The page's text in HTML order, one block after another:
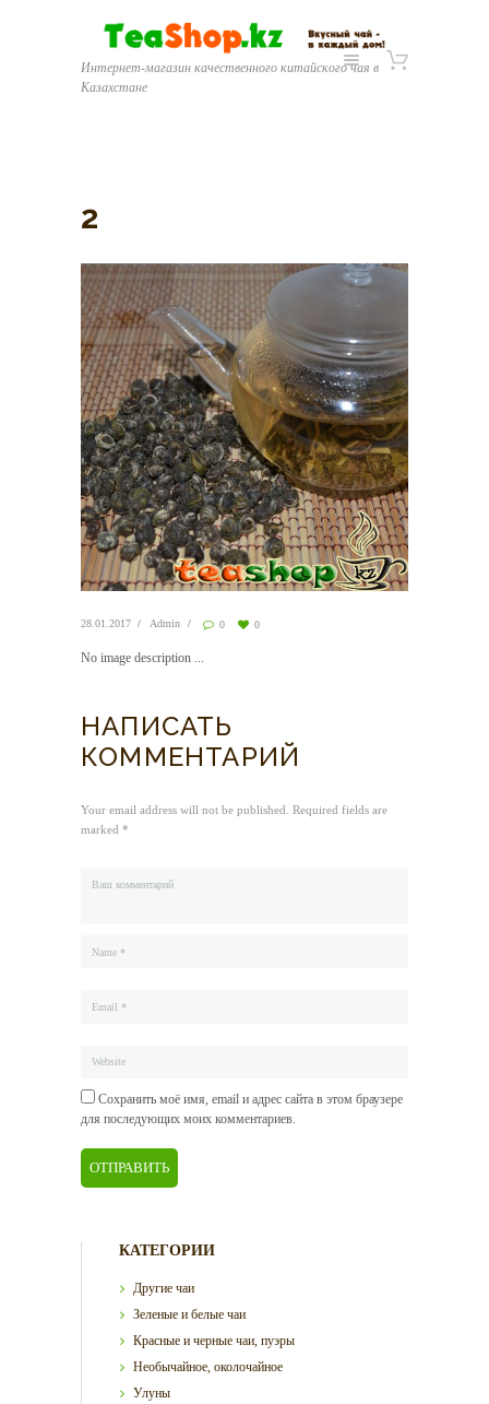
Интернет-магазин качественного китайского чая в
Казахстане
2
28.01.2017 Admin 0 0
No image description ...
НАПИСАТЬ
КОММЕНТАРИЙ
Your email address will not be published. Required fields are
marked *
Сохранить моё имя, email и адрес сайта в этом браузере
для последующих моих комментариев.
КАТЕГОРИИ
Другие чаи
Зеленые и белые чаи
Красные и черные чаи, пуэры
Необычайное, околочайное
Улуны